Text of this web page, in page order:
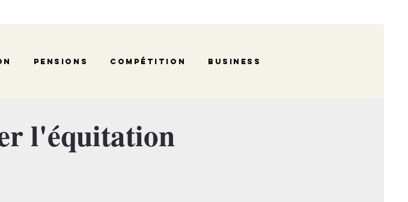
Pensions Compétition Business
l'équitation